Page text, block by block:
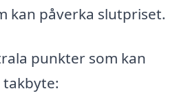
kan påverka slutpriset.
punkter som kan